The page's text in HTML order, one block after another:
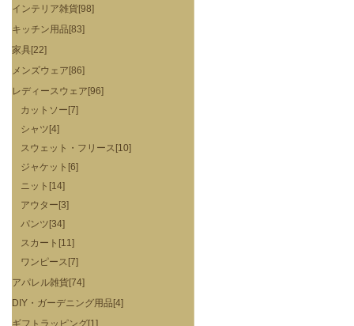
インテリア雑貨[98]
キッチン用品[83]
家具[22]
メンズウェア[86]
レディースウェア[96]
カットソー[7]
シャツ[4]
スウェット・フリース[10]
ジャケット[6]
ニット[14]
アウター[3]
パンツ[34]
スカート[11]
ワンピース[7]
アパレル雑貨[74]
DIY・ガーデニング用品[4]
ギフトラッピング[1]